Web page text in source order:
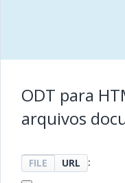
ODT para
arquivos
FILE URL :